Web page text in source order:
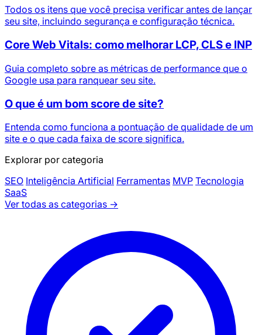
Todos os itens que você precisa verificar antes de lançar
seu site, incluindo segurança e configuração técnica.
Core Web Vitals: como melhorar LCP, CLS e INP
Guia completo sobre as métricas de performance que o
Google usa para ranquear seu site.
O que é um bom score de site?
Entenda como funciona a pontuação de qualidade de um
site e o que cada faixa de score significa.
Explorar por categoria
SEO Inteligência Artificial Ferramentas MVP Tecnologia
SaaS
Ver todas as categorias →